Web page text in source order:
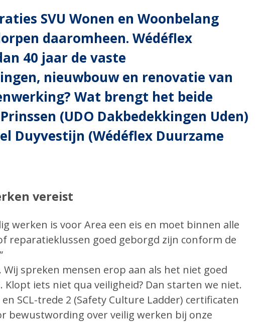
SVU Wonen en Woonbelang
daaromheen. Wédéflex
40 jaar de vaste
nieuwbouw en renovatie van
Wat brengt het beide
(UDO Dakbedekkingen Uden)
Duyvestijn (Wédéflex Duurzame
vereist
werken is voor Area een eis en moet binnen alle
reparatieklussen goed geborgd zijn conform de
Wij spreken mensen erop aan als het niet goed
Klopt iets niet qua veiligheid? Dan starten we niet.
en SCL-trede 2 (Safety Culture Ladder) certificaten
bewustwording over veilig werken bij onze